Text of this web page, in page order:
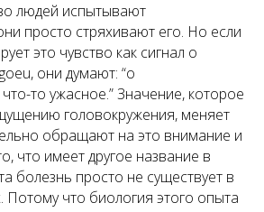
людей испытывают
просто стряхивают его. Но если
это чувство как сигнал о
они думают: “о
то ужасное.” Значение, которое
головокружения, меняет
обращают на это внимание и
что имеет другое название в
болезнь просто не существует в
Потому что биология этого опыта